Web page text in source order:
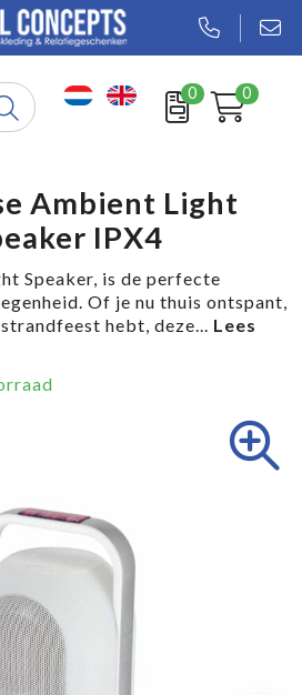
0 0
Ambient Light
IPX4
Speaker, is de perfecte
Of je nu thuis ontspant,
hebt, deze...